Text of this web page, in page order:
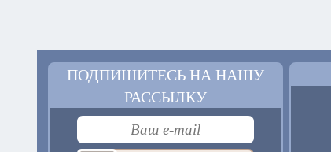
ПОДПИШИТЕСЬ НА НАШУ
РАССЫЛКУ